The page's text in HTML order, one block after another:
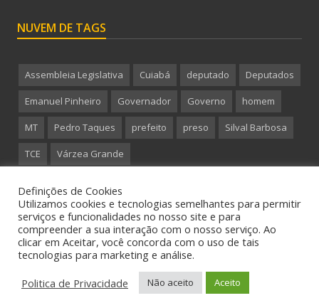
NUVEM DE TAGS
Assembleia Legislativa Cuiabá deputado Deputados
Emanuel Pinheiro Governador Governo homem
MT Pedro Taques prefeito preso Silval Barbosa
TCE Várzea Grande
Copyright 2015 CanalMT - Todos os direitos reservados.
Definições de Cookies
Utilizamos cookies e tecnologias semelhantes para permitir
serviços e funcionalidades no nosso site e para
compreender a sua interação com o nosso serviço. Ao
clicar em Aceitar, você concorda com o uso de tais
tecnologias para marketing e análise.
Politica de Privacidade
Não aceito Aceito